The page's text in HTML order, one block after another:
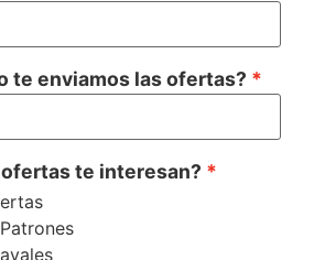
te enviamos las ofertas?
te interesan?